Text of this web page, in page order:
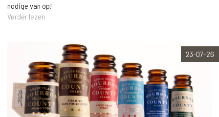
nodige van op!
Verder lezen
23-07-26